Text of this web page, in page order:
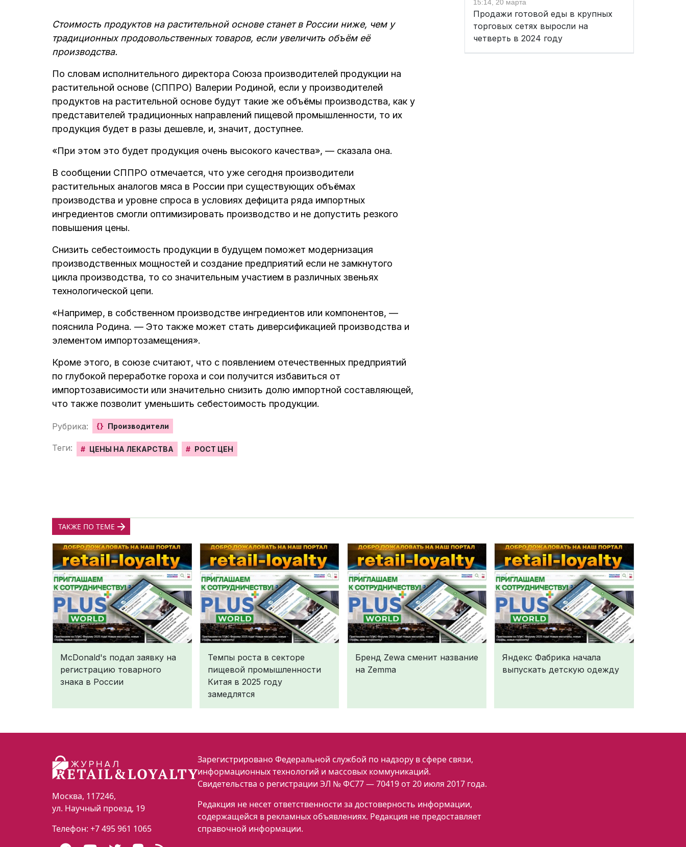
Стоимость продуктов на растительной основе станет в России ниже, чем у
традиционных продовольственных товаров, если увеличить объём её
производства.
По словам исполнительного директора Союза производителей продукции на
растительной основе (СППРО) Валерии Родиной, если у производителей
продуктов на растительной основе будут такие же объёмы производства, как у
представителей традиционных направлений пищевой промышленности, то их
продукция будет в разы дешевле, и, значит, доступнее.
«При этом это будет продукция очень высокого качества», — сказала она.
В сообщении СППРО отмечается, что уже сегодня производители
растительных аналогов мяса в России при существующих объёмах
производства и уровне спроса в условиях дефицита ряда импортных
ингредиентов смогли оптимизировать производство и не допустить резкого
повышения цены.
Снизить себестоимость продукции в будущем поможет модернизация
производственных мощностей и создание предприятий если не замкнутого
цикла производства, то со значительным участием в различных звеньях
технологической цепи.
«Например, в собственном производстве ингредиентов или компонентов, —
пояснила Родина. — Это также может стать диверсификацией производства и
элементом импортозамещения».
Кроме этого, в союзе считают, что с появлением отечественных предприятий
по глубокой переработке гороха и сои получится избавиться от
импортозависимости или значительно снизить долю импортной составляющей,
что также позволит уменьшить себестоимость продукции.
Рубрика: {} Производители
Теги: # ЦЕНЫ НА ЛЕКАРСТВА # РОСТ ЦЕН
15:14, 20 марта
Продажи готовой еды в крупных
торговых сетях выросли на
четверть в 2024 году
ТАКЖЕ ПО ТЕМЕ
McDonald's подал заявку на
регистрацию товарного
знака в России
Темпы роста в секторе
пищевой промышленности
Китая в 2025 году
замедлятся
Бренд Zewa сменит название
на Zemma
Яндекс Фабрика начала
выпускать детскую одежду
Москва, 117246,
ул. Научный проезд, 19
Телефон: +7 495 961 1065
Зарегистрировано Федеральной службой по надзору в сфере связи,
информационных технологий и массовых коммуникаций.
Свидетельства о регистрации ЭЛ № ФС77 — 70419 от 20 июля 2017 года.
Редакция не несет ответственности за достоверность информации,
содержащейся в рекламных объявлениях. Редакция не предоставляет
справочной информации.